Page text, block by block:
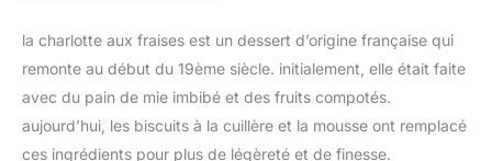
la charlotte aux fraises est un dessert d’origine française qui
remonte au début du 19ème siècle. initialement, elle était faite
avec du pain de mie imbibé et des fruits compotés.
aujourd’hui, les biscuits à la cuillère et la mousse ont remplacé
ces ingrédients pour plus de légèreté et de finesse.